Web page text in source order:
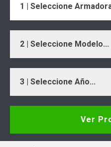
1 | Seleccione
2 | Seleccione Modelo...
3 | Seleccione Año...
Ver